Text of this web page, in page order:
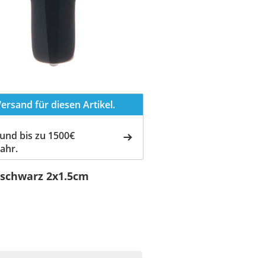
für diesen Artikel.
bis zu 1500€
2x1.5cm